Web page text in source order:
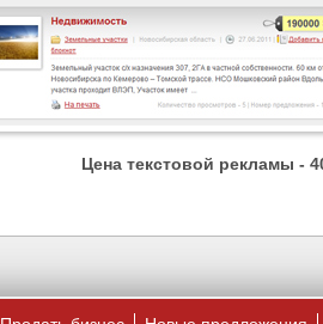
Цена текстовой рекламы -